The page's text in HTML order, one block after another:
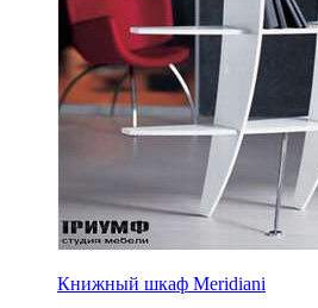
Книжный шкаф Meridiani